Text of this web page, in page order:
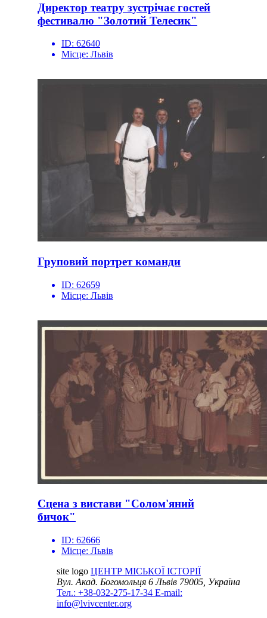
Директор театру зустрічає гостей
фестивалю "Золотий Телесик"
ID: 62640
Місце: Львів
Груповий портрет команди
ID: 62659
Місце: Львів
Сцена з вистави "Солом'яний
бичок"
ID: 62666
Місце: Львів
site logo ЦЕНТР МІСЬКОЇ ІСТОРІЇ
Вул. Акад. Богомольця 6Львів 79005, Україна
Тел.: +38-032-275-17-34 E-mail:
info@lvivcenter.org